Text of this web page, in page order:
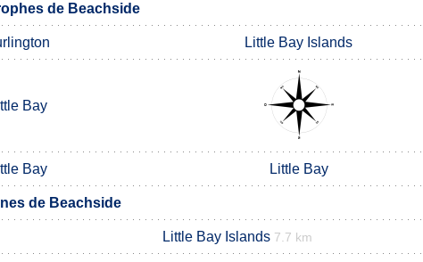
de Beachside
Little Bay Islands
Bay
Bay Little Bay
de Beachside
Little Bay Islands 7.7 km